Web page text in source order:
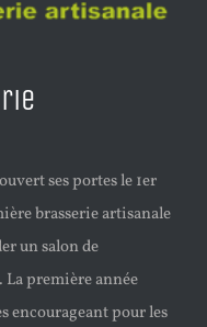
ses portes le 1er
brasserie artisanale
un salon de
La première année
encourageant pour les